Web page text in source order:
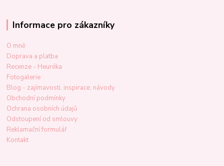
Informace pro zákazníky
O mně
Doprava a platba
Recenze - Heuréka
Fotogalerie
Blog - zajímavosti, inspirace, návody
Obchodní podmínky
Ochrana osobních údajů
Odstoupení od smlouvy
Reklamační formulář
Kontakt